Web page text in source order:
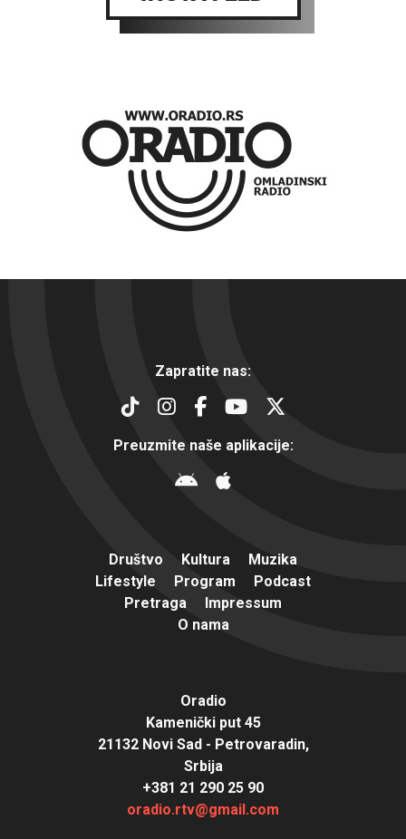
Zapratite nas:
Preuzmite naše aplikacije:
Društvo Kultura
Muzika
Lifestyle
Program
Podcast
Pretraga
Impressum
O nama
Oradio
Kamenički put 45
21132 Novi Sad - Petrovaradin,
Srbija
+381 21 290 25 90
oradio.rtv@gmail.com